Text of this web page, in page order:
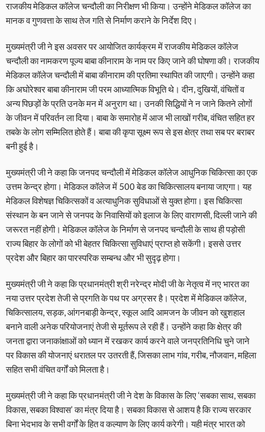
राजकीय मेडिकल कॉलेज चन्दौली का निरीक्षण भी किया। उन्होंने मेडिकल कॉलेज का
मानक व गुणवत्ता के साथ तेज गति से निर्माण कराने के निर्देश दिए।
मुख्यमंत्री जी ने इस अवसर पर आयोजित कार्यक्रम में राजकीय मेडिकल कॉलेज
चन्दौली का नामकरण पूज्य बाबा कीनाराम के नाम पर किए जाने की घोषणा की। राजकीय
मेडिकल कॉलेज चन्दौली में बाबा कीनाराम की प्रतिमा स्थापित की जाएगी। उन्होंने कहा
कि अघोरेश्वर बाबा कीनाराम जी परम आध्यात्मिक विभूति थे। दीन, दुखियों, वंचितों व
अन्य पिछड़ों के प्रति उनके मन में अनुराग था। उनकी सिद्धियों ने न जाने कितने लोगों
के जीवन में परिवर्तन ला दिया। बाबा के समारोह में आज भी लाखों गरीब, वंचित सहित हर
तबके के लोग सम्मिलित होते हैं। बाबा की कृपा सूक्ष्म रूप से इस क्षेत्र तथा सब पर बराबर
बनी हुई है।
मुख्यमंत्री जी ने कहा कि जनपद चन्दौली में मेडिकल कॉलेज आधुनिक चिकित्सा का एक
उत्तम केन्द्र होगा। मेडिकल कॉलेज में 500 बेड का चिकित्सालय बनाया जाएगा। यह
मेडिकल विशेषज्ञ चिकित्सकों व अत्याधुनिक सुविधाओं से युक्त होगा। इस चिकित्सा
संस्थान के बन जाने से जनपद के निवासियों को इलाज के लिए वाराणसी, दिल्ली जाने की
जरूरत नहीं होगी। मेडिकल कॉलेज के निर्माण से जनपद चन्दौली के साथ ही पड़ोसी
राज्य बिहार के लोगों को भी बेहतर चिकित्सा सुविधाएं प्राप्त हो सकेंगी। इससे उत्तर
प्रदेश और बिहार का पारस्परिक सम्बन्ध और भी सुदृढ़ होगा।
मुख्यमंत्री जी ने कहा कि प्रधानमंत्री श्री नरेन्द्र मोदी जी के नेतृत्व में नए भारत का
नया उत्तर प्रदेश तेजी से प्रगति के पथ पर अग्रसर है। प्रदेश में मेडिकल कॉलेज,
चिकित्सालय, सड़क, आंगनबाड़ी केन्द्र, स्कूल आदि आमजन के जीवन को खुशहाल
बनाने वाली अनेक परियोजनाएं तेजी से मूर्तरूप ले रही हैं। उन्होंने कहा कि क्षेत्र की
जनता द्वारा जनाकांक्षाओं को ध्यान में रखकर कार्य करने वाले जनप्रतिनिधि चुने जाने
पर विकास की योजनाएं धरातल पर उतरती हैं, जिसका लाभ गांव, गरीब, नौजवान, महिला
सहित सभी वंचित वर्गों को मिलता है।
मुख्यमंत्री जी ने कहा कि प्रधानमंत्री जी ने देश के विकास के लिए ‘सबका साथ, सबका
विकास, सबका विश्वास’ का मंत्र दिया है। सबका विकास से आशय है कि राज्य सरकार
बिना भेदभाव के सभी वर्गों के हित व कल्याण के लिए कार्य करेगी। यही मंत्र भारत को